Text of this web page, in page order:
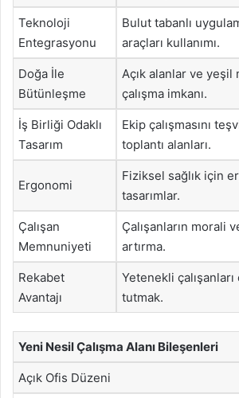
Teknoloji
Entegrasyonu
Bulut tabanlı
araçları kullanımı.
Doğa İle
Bütünleşme
Açık alanlar ve yeşil
çalışma imkanı.
İş Birliği Odaklı
Tasarım
Ekip çalışmasını
toplantı alanları.
Ergonomi
Fiziksel sağlık için
tasarımlar.
Çalışan
Memnuniyeti
Çalışanların morali
artırma.
Rekabet
Avantajı
Yetenekli
tutmak.
Yeni Nesil Çalışma Alanı Bileşenleri
Açık Ofis Düzeni